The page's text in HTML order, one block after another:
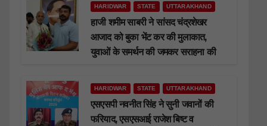
HARIDWAR STATE UTTARAKHAND
हाजी शमीम साबरी ने सांसद चंद्रशेखर
आजाद को बुका भेंट कर की मुलाकात,
युवाओं के समर्थन की जमकर सराहना की
HARIDWAR STATE UTTARAKHAND
एसएसपी नवनीत सिंह ने सुनी जवानों की
फरियाद, एसएसआई राजेश बिष्ट व